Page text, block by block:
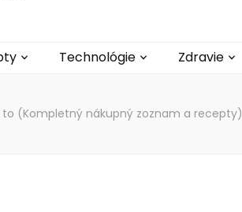
Technológie Zdravie
(Kompletný nákupný zoznam a recepty)